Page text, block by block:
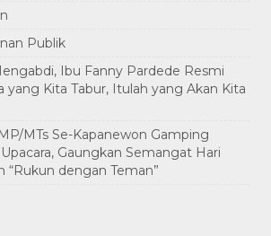
Publik
Ibu Fanny Pardede Resmi
yang Kita Tabur, Itulah yang Akan Kita
MTs Se-Kapanewon Gamping
Gaungkan Semangat Hari
“Rukun dengan Teman”